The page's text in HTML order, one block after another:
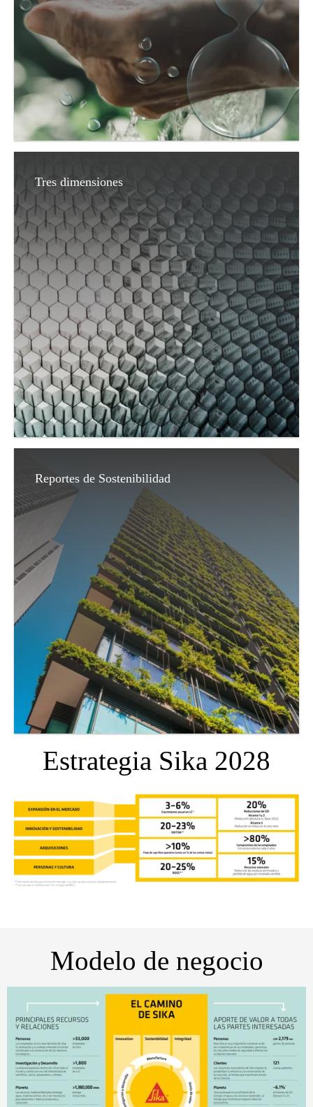
Tres dimensiones
Reportes de Sostenibilidad
Estrategia Sika 2028
Modelo de negocio